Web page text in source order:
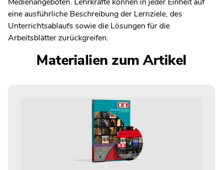
eine ausführliche Beschreibung der Lernziele, des
Unterrichtsablaufs sowie die Lösungen für die
Arbeitsblätter zurückgreifen.
Materialien zum Artikel